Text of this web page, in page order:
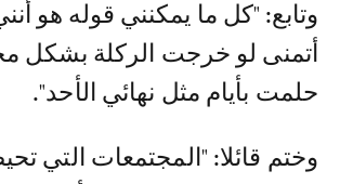
وتابع: "كل ما يمكنني قوله هو
أتمنى لو خرجت الركلة بشكل
حلمت بأيام مثل نهائي الأحد".
وختم قائلا: "المجتمعات التي